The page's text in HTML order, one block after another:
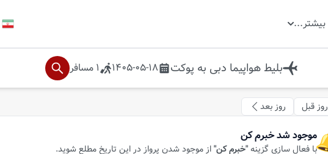
بیشتر...
بلیط هواپیما دبی به پوکت 1405-05-18
1 مسافر
روز قبل روز بعد
موجود شد خبرم کن
با فعال سازی گزینه"خبرم کن"از موجود شدن پرواز در این تاریخ مطلع شوید.